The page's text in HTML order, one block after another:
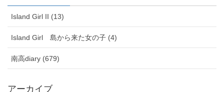
Island Girl II (13)
Island Girl 島から来た女の子 (4)
南高diary (679)
アーカイブ